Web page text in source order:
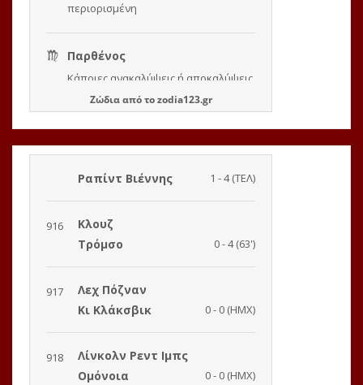
Ζώδιααπό τοzodia123.gr